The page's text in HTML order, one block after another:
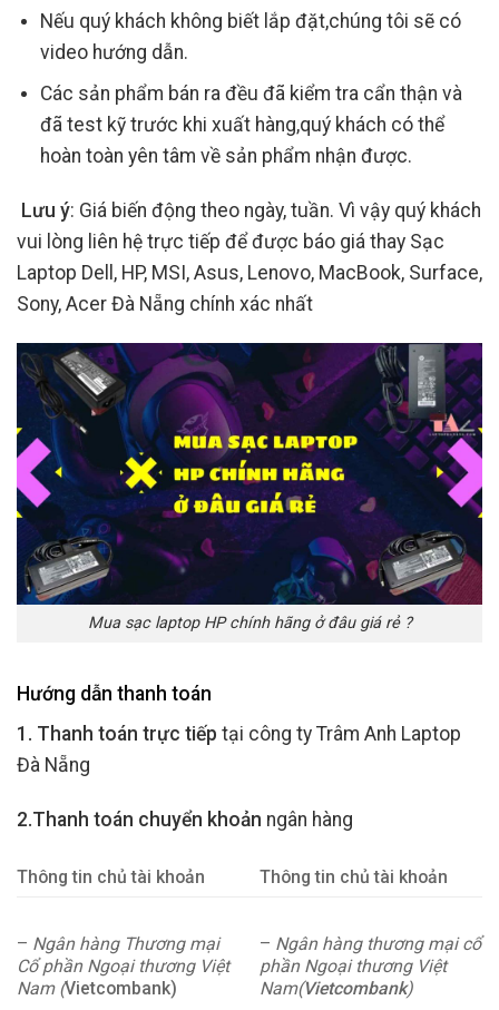
Nếu quý khách không biết lắp đặt,chúng tôi sẽ có
video hướng dẫn.
Các sản phẩm bán ra đều đã kiểm tra cẩn thận và
đã test kỹ trước khi xuất hàng,quý khách có thể
hoàn toàn yên tâm về sản phẩm nhận được.
Lưu ý: Giá biến động theo ngày, tuần. Vì vậy quý khách
vui lòng liên hệ trực tiếp để được báo giá thay Sạc
Laptop Dell, HP, MSI, Asus, Lenovo, MacBook, Surface,
Sony, Acer Đà Nẵng chính xác nhất
Mua sạc laptop HP chính hãng ở đâu giá rẻ ?
Hướng dẫn thanh toán
1. Thanh toán trực tiếp tại công ty Trâm Anh Laptop
Đà Nẵng
2.Thanh toán chuyển khoản ngân hàng
Thông tin chủ tài khoản Thông tin chủ tài khoản
– Ngân hàng Thương mại
Cổ phần Ngoại thương Việt
Nam (Vietcombank)
– Ngân hàng thương mại cổ
phần Ngoại thương Việt
Nam(Vietcombank)